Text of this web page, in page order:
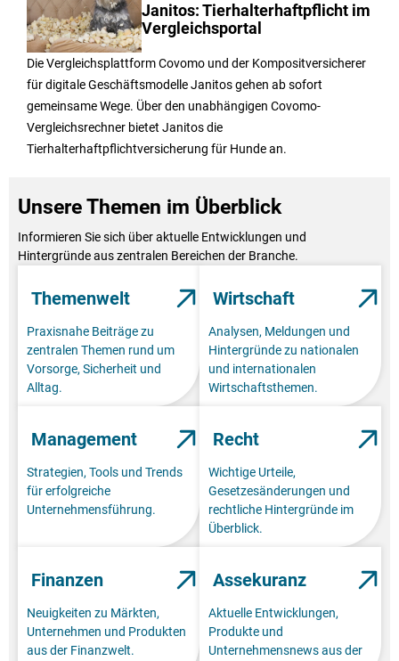
Janitos: Tierhalterhaftpflicht im
Vergleichsportal
Die Vergleichsplattform Covomo und der Kompositversicherer
für digitale Geschäftsmodelle Janitos gehen ab sofort
gemeinsame Wege. Über den unabhängigen Covomo-
Vergleichsrechner bietet Janitos die
Tierhalterhaftpflichtversicherung für Hunde an.
Unsere Themen im Überblick
Informieren Sie sich über aktuelle Entwicklungen und
Hintergründe aus zentralen Bereichen der Branche.
Themenwelt
Praxisnahe Beiträge zu
zentralen Themen rund um
Vorsorge, Sicherheit und
Alltag.
Wirtschaft
Analysen, Meldungen und
Hintergründe zu nationalen
und internationalen
Wirtschaftsthemen.
Management
Strategien, Tools und Trends
für erfolgreiche
Unternehmensführung.
Recht
Wichtige Urteile,
Gesetzesänderungen und
rechtliche Hintergründe im
Überblick.
Finanzen
Neuigkeiten zu Märkten,
Unternehmen und Produkten
aus der Finanzwelt.
Assekuranz
Aktuelle Entwicklungen,
Produkte und
Unternehmensnews aus der